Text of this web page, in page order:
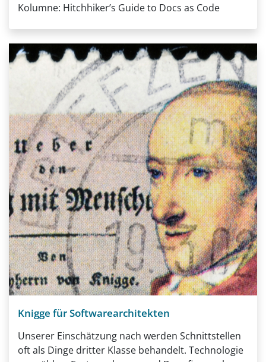
Kolumne: Hitchhiker’s Guide to Docs as Code
Knigge für Softwarearchitekten
Unserer Einschätzung nach werden Schnittstellen
oft als Dinge dritter Klasse behandelt. Technologie